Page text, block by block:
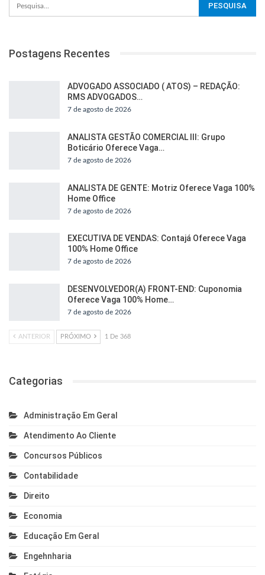
Postagens Recentes
ADVOGADO ASSOCIADO ( ATOS) – REDAÇÃO:
RMS ADVOGADOS…
7 de agosto de 2026
ANALISTA GESTÃO COMERCIAL III: Grupo
Boticário Oferece Vaga…
7 de agosto de 2026
ANALISTA DE GENTE: Motriz Oferece Vaga 100%
Home Office
7 de agosto de 2026
EXECUTIVA DE VENDAS: Contajá Oferece Vaga
100% Home Office
7 de agosto de 2026
DESENVOLVEDOR(A) FRONT-END: Cuponomia
Oferece Vaga 100% Home…
7 de agosto de 2026
ANTERIOR PRÓXIMO 1 De 368
Categorias
Administração Em Geral
Atendimento Ao Cliente
Concursos Públicos
Contabilidade
Direito
Economia
Educação Em Geral
Engehnharia